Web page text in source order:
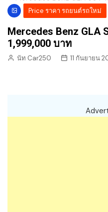
Price ราคา รถยนต์รถใหม่
Mercedes Benz GLA
1,999,000 บาท
นัท Car250 11 กันยายน